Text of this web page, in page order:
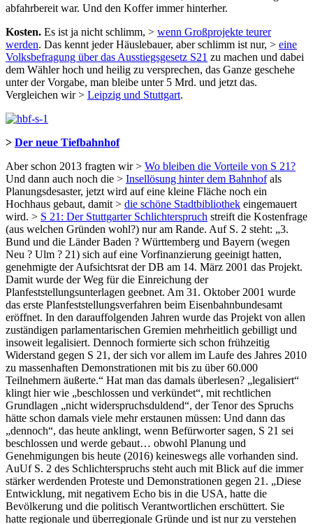
abfahrbereit war. Und den Koffer immer hinterher.
Kosten. Es ist ja nicht schlimm, > wenn Großprojekte teurer
werden. Das kennt jeder Häuslebauer, aber schlimm ist nur, > eine
Volksbefragung über das Ausstiegsgesetz S21 zu machen und dabei
dem Wähler hoch und heilig zu versprechen, das Ganze geschehe
unter der Vorgabe, man bleibe unter 5 Mrd. und jetzt das.
Vergleichen wir > Leipzig und Stuttgart.
> Der neue Tiefbahnhof
Aber schon 2013 fragten wir > Wo bleiben die Vorteile von S 21?
Und dann auch noch die > Insellösung hinter dem Bahnhofals
Planungsdesaster, jetzt wird auf eine kleine Fläche noch ein
Hochhaus gebaut, damit > die schöne Stadtbibliothek eingemauert
wird. > S 21: Der Stuttgarter Schlichterspruch streift die Kostenfrage
(aus welchen Gründen wohl?) nur am Rande. Auf S. 2 steht: „3.
Bund und die Länder Baden ? Württemberg und Bayern (wegen
Neu ? Ulm ? 21) sich auf eine Vorfinanzierung geeinigt hatten,
genehmigte der Aufsichtsrat der DB am 14. März 2001 das Projekt.
Damit wurde der Weg für die Einreichung der
Planfeststellungsunterlagen geebnet. Am 31. Oktober 2001 wurde
das erste Planfeststellungsverfahren beim Eisenbahnbundesamt
eröffnet. In den darauffolgenden Jahren wurde das Projekt von allen
zuständigen parlamentarischen Gremien mehrheitlich gebilligt und
insoweit legalisiert. Dennoch formierte sich schon frühzeitig
Widerstand gegen S 21, der sich vor allem im Laufe des Jahres 2010
zu massenhaften Demonstrationen mit bis zu über 60.000
Teilnehmern äußerte.“ Hat man das damals überlesen? „legalisiert“
klingt hier wie „beschlossen und verkündet“, mit rechtlichen
Grundlagen „nicht widerspruchsduldend“, der Tenor des Spruchs
hätte schon damals viele mehr erstaunen müssen: Und dann das
„dennoch“, das heute anklingt, wenn Befürworter sagen, S 21 sei
beschlossen und werde gebaut… obwohl Planung und
Genehmigungen bis heute (2016) keineswegs alle vorhanden sind.
AuUf S. 2 des Schlichterspruchs steht auch mit Blick auf die immer
stärker werdenden Proteste und Demonstrationen gegen 21. „Diese
Entwicklung, mit negativem Echo bis in die USA, hatte die
Bevölkerung und die politisch Verantwortlichen erschüttert. Sie
hatte regionale und überregionale Gründe und ist nur zu verstehen